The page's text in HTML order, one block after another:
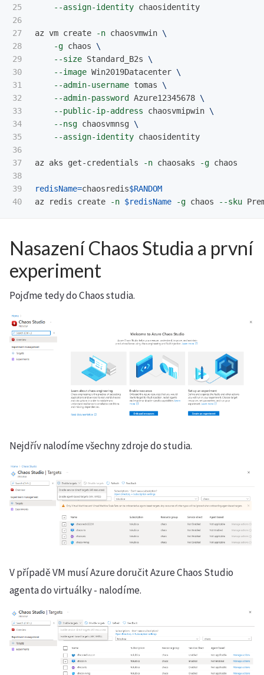
25
26
27
28
29
30
31
32
33
34
35
36
37
38
39
--assign-identity chaosidentity
az vm create -n chaosvmwin \
-g chaos \
--size Standard_B2s \
--image Win2019Datacenter \
--admin-username tomas \
--admin-password
Azure12345678 \
--public-ip-address chaosvmipwin \
--nsg chaosvmnsg \
--assign-identity chaosidentity
az aks get-credentials -n chaosaks -g chaos
redisName=chaosredis$RANDOM
az redis create
-n $redisName -g chaos --sku
Nasazení Chaos Studia a první
experiment
Pojďme tedy do Chaos studia.
Nejdřív nalodíme všechny zdroje do studia.
V případě VM musí Azure doručit Azure Chaos Studio
agenta do virtuálky - nalodíme.